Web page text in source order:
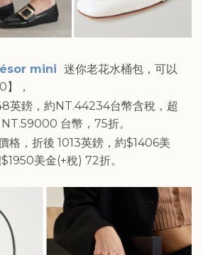
mini 迷你老花水桶包，可以
】，
英鎊，約NT.44234台幣含稅，超
台幣，75折。
格，折後 1013英鎊，約$1406美
美金(+稅) 72折。